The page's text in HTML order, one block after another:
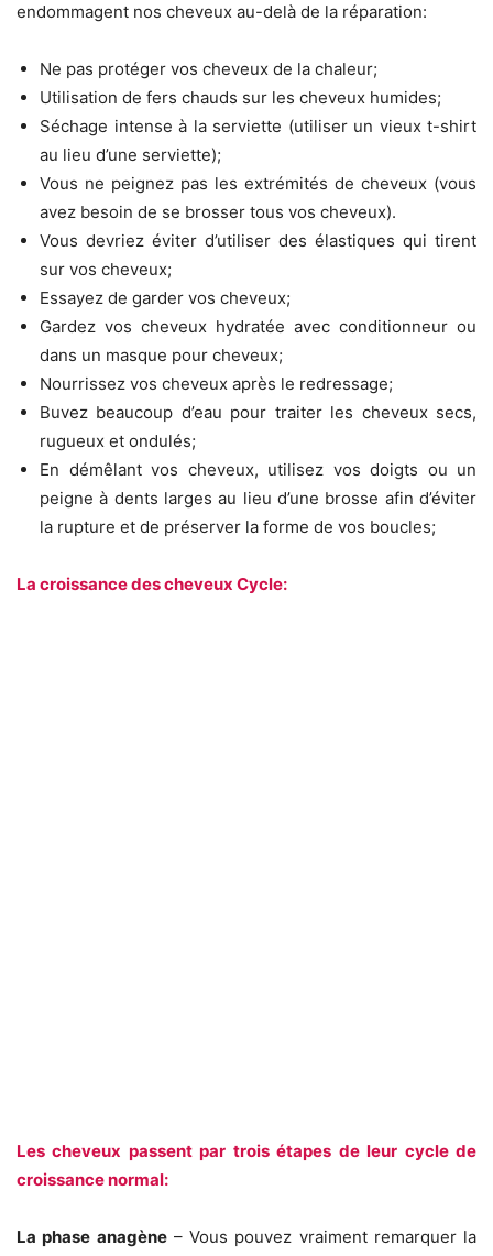
endommagent nos cheveux au-delà de la réparation:
Ne pas protéger vos cheveux de la chaleur;
Utilisation de fers chauds sur les cheveux humides;
Séchage intense à la serviette (utiliser un vieux t-shirt
au lieu d’une serviette);
Vous ne peignez pas les extrémités de cheveux (vous
avez besoin de se brosser tous vos cheveux).
Vous devriez éviter d’utiliser des élastiques qui tirent
sur vos cheveux;
Essayez de garder vos cheveux;
Gardez vos cheveux hydratée avec conditionneur ou
dans un masque pour cheveux;
Nourrissez vos cheveux après le redressage;
Buvez beaucoup d’eau pour traiter les cheveux secs,
rugueux et ondulés;
En démêlant vos cheveux, utilisez vos doigts ou un
peigne à dents larges au lieu d’une brosse afin d’éviter
la rupture et de préserver la forme de vos boucles;
La croissance des cheveux Cycle:
Les cheveux passent par trois étapes de leur cycle de
croissance normal:
La phase anagène– Vous pouvez vraiment remarquer la